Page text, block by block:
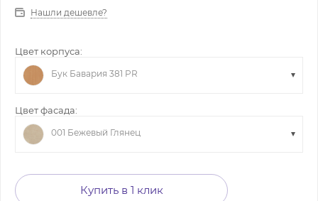
Нашли дешевле?
Цвет корпуса:
Бук Бавария 381 PR
Цвет фасада:
001 Бежевый Глянец
Купить в 1 клик